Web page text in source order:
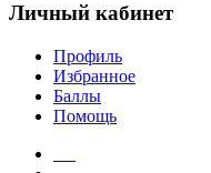
Личный кабинет
Профиль
Избранное
Баллы
Помощь